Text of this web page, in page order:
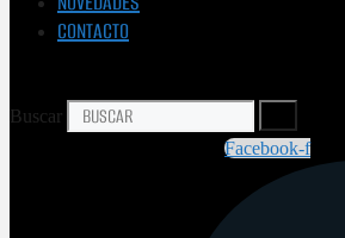
CONTACTO
Buscar
Facebook-f